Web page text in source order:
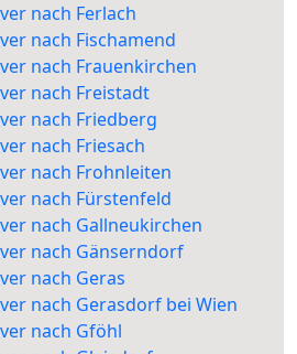
nach Ferlach
nach Fischamend
nach Frauenkirchen
nach Freistadt
nach Friedberg
nach Friesach
nach Frohnleiten
nach Fürstenfeld
nach Gallneukirchen
nach Gänserndorf
nach Geras
nach Gerasdorf bei Wien
nach Gföhl